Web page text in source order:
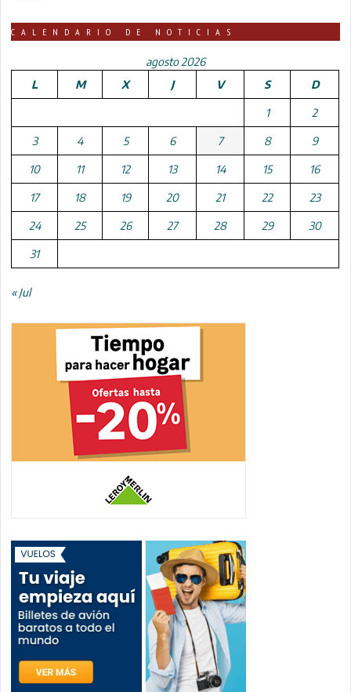
CALENDARIO DE NOTICIAS
agosto 2026
L
M X J V S D
1 2
3 4 5 6 7 8 9
10 11 12 13 14 15 16
17 18 19 20 21 22 23
24 25 26 27 28 29 30
31
« Jul